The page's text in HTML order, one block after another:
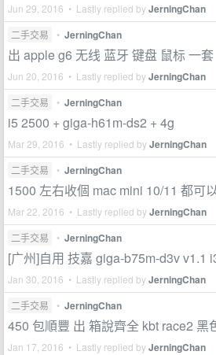
Jun 29, 2016 • Lastly replied byJerningChan
二手交易 • JerningChan
出 apple g6 无线 蓝牙 键盘 鼠标 一套
Jun 20, 2016 • Lastly replied byJerningChan
二手交易 • JerningChan
i5 2500 + giga-h61m-ds2 + 4g
Mar 29, 2016 • Lastly replied byJerningChan
二手交易 • JerningChan
1500 左右收個 mac mini 10/11 都可
Mar 22, 2016 • Lastly replied byJerningChan
二手交易 • JerningChan
[广州]自用 技嘉 giga-b75m-d3v v1.1
Jan 30, 2016 • Lastly replied byJerningChan
二手交易 • JerningChan
450 包順豐 出 箱說齊全 kbt race2 黑
Jan 17, 2016 • Lastly replied byJerningChan